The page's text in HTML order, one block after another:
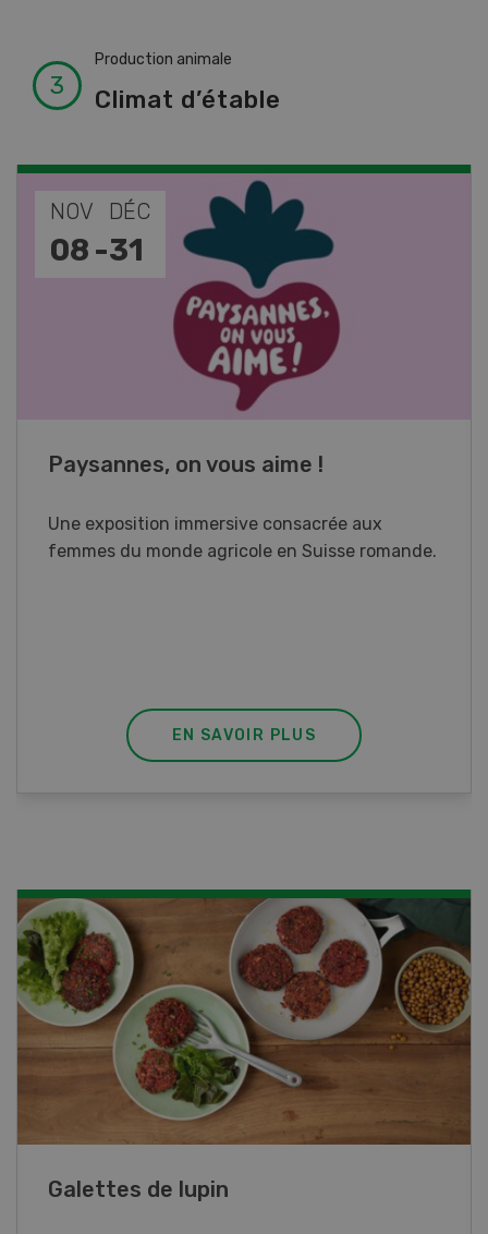
Production animale
Climat d’étable
NOV
17 -
JAN
26
Cours spécialisé Aquaculture
Vous élevez des poissons ou songez à le faire?
Ce cours vous équipe du savoir nécessaire. Si
EN SAVOIR PLUS
Rouleaux de printemps